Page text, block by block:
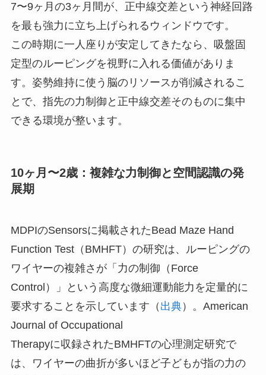
7〜9ヶ月の3ヶ月間が、正中線交差という神経回路
を最も強力に立ち上げられるウィンドウです。
この時期に一人座りが安定してきたなら、吸盤固
定型のルーピングを視野に入れる価値がありま
す。姿勢維持に使う脳のリソースが削減されるこ
とで、指先の力制御と正中線交差そのものに集中
できる環境が整います。
10ヶ月〜2歳：複雑な力制御と空間認識の発
展期
MDPIのSensorsに掲載されたBead Maze Hand
Function Test（BMHFT）の研究は、ルーピングの
ワイヤーの複雑さが「力の制御（Force
Control）」という高度な微細運動能力を定量的に
要求することを示しています（ 出典）。American
Journal of Occupational
Therapyに収録されたBMHFTの心理測定研究で
は、ワイヤーの曲折が多いほど子どもが指の力の